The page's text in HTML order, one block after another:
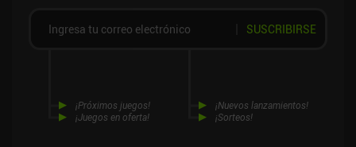
¡Próximos juegos!
¡Juegos en oferta!
¡Nuevos lanzamientos!
¡Sorteos!
SUSCRIBIRSE